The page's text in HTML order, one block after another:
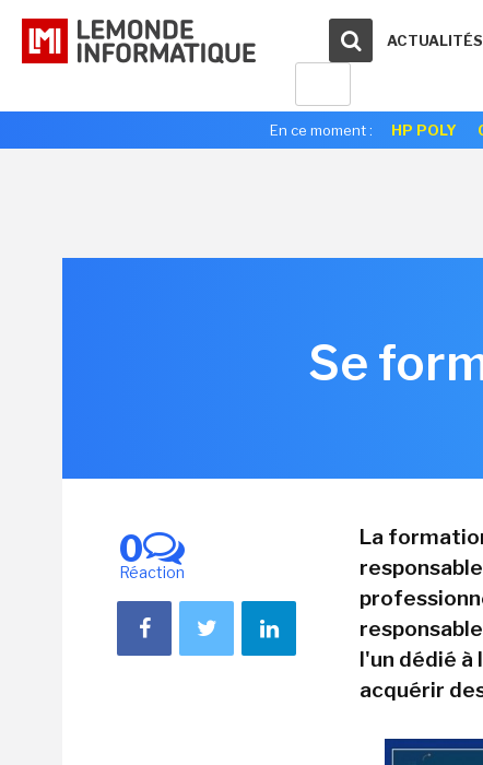
ACTUALITÉS
En ce moment : HP POLY
Se
0
Réaction
La
l'un dédié à
acquérir